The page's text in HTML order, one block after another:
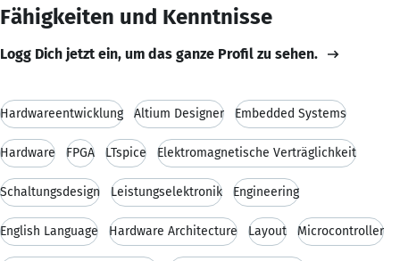
Fähigkeiten und Kenntnisse
Logg Dich jetzt ein, um das ganze Profil zu sehen.
Hardwareentwicklung Altium Designer Embedded Systems
Hardware FPGA LTspice Elektromagnetische Verträglichkeit
Schaltungsdesign Leistungselektronik Engineering
English Language Hardware Architecture Layout Microcontroller